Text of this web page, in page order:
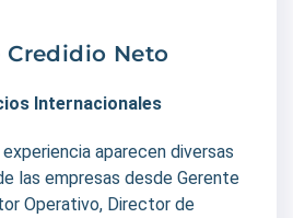
Credidio Neto
Internacionales
aparecen diversas
las empresas desde Gerente
Operativo, Director de